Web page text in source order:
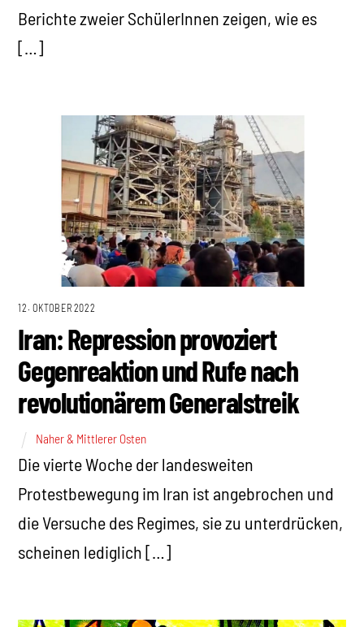
Berichte zweier SchülerInnen zeigen, wie es
[…]
12. OKTOBER 2022
Iran: Repression provoziert
Gegenreaktion und Rufe nach
revolutionärem Generalstreik
Naher & Mittlerer Osten
Die vierte Woche der landesweiten
Protestbewegung im Iran ist angebrochen und
die Versuche des Regimes, sie zu unterdrücken,
scheinen lediglich […]